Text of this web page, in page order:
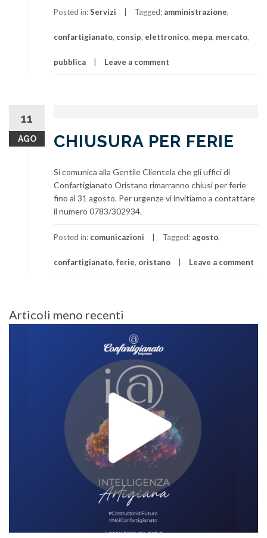
Posted in:Servizi Tagged: amministrazione,
confartigianato, consip, elettronico, mepa, mercato,
pubblica Leave a comment
11
AGO CHIUSURA PER FERIE
Si comunica alla Gentile Clientela che gli uffici di
Confartigianato Oristano rimarranno chiusi per ferie
fino al 31 agosto. Per urgenze vi invitiamo a contattare
il numero 0783/302934.
Posted in: comunicazioni Tagged: agosto,
confartigianato, ferie, oristano Leave a comment
Navigazione
articoli
Articoli meno recenti